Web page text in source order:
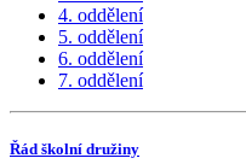
4. oddělení
5. oddělení
6. oddělení
7. oddělení
Řád školní družiny